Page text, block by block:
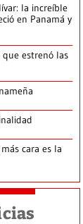
la increíble
en Panamá y
que estrenó las
cara es la